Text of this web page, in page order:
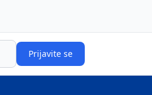
Prijavite se